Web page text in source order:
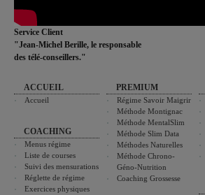
Service Client
"Jean-Michel Berille, le responsable
des télé-conseillers."
ACCUEIL
Accueil
COACHING
Menus régime
Liste de courses
Suivi des mensurations
Réglette de régime
Exercices physiques
PREMIUM
Régime Savoir Maigrir
Méthode Montignac
Méthode MentalSlim
Méthode Slim Data
Méthodes Naturelles
Méthode Chrono-
Géno-Nutrition
Coaching Grossesse